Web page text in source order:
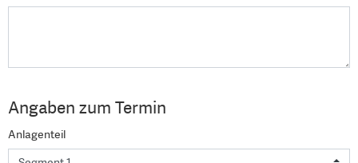
Angaben zum Termin
Anlagenteil